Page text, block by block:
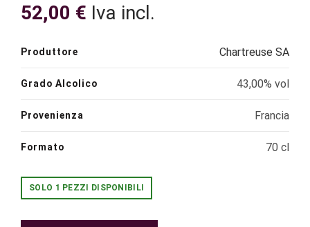
52,00 € Iva incl.
Produttore Chartreuse SA
Grado Alcolico 43,00% vol
Provenienza Francia
Formato 70 cl
SOLO 1 PEZZI DISPONIBILI